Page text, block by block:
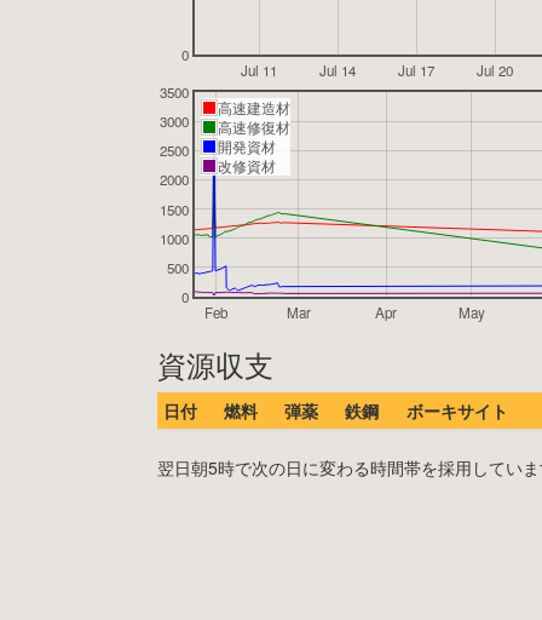
Jul 11 Jul 14 Jul 17 Jul 20
0
Feb Mar Apr May
0
500
1000
1500
2000
2500
3000
3500
高速建造材
高速修復材
開発資材
改修資材
資源収支
日付 燃料 弾薬 鉄鋼 ボーキサイト
翌日朝5時で次の日に変わる時間帯を採用してい